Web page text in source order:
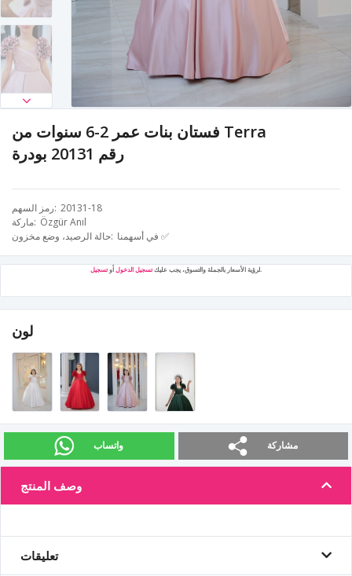
فستان بنات عمر 2-6 سنوات من Terra
رقم 20131 بودرة
رمز السهم 20131-18
ماركة Özgür Anıl
حالة الرصيد، وضع مخزون
في أسهمنا ✅
لرؤية الأسعار بالجملة والتسوق، يجب عليكتسجيل الدخول أوتسجيل
لون
واتساب مشاركة
وصف المنتج
تعليقات